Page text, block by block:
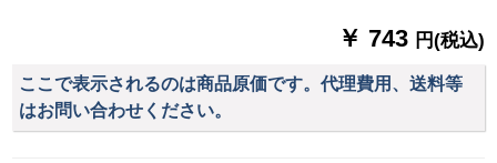
￥ 743 円(税込)
ここで表示されるのは商品原価です。代理費用、送料等
はお問い合わせください。